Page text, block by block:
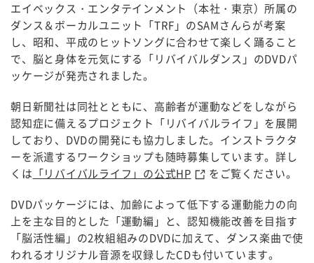
エイベックス・エンタテインメント（本社・東京）所属の
ダンス＆ボーカルユニット「TRF」のSAMさんらが考案
し、昭和、平成のヒットソングに合わせて楽しく踊ること
で、脳と身体を元気にする「リバイバルダンス」のDVDパ
ッケージが発売されました。
朝日新聞社は同社とともに、高齢者が運動などをしながら
認知症に備えるプロジェクト「リバイバルライフ」を展開
しており、DVDの開発にも協力しました。インストラクタ
ーを派遣するワークショップも随時募集しています。詳し
くは 「リバイバルライフ」の公式HP
をご覧ください。
DVDパッケージには、加齢によって低下する運動能力の向
上を主な目的とした「運動編」と、認知機能改善を目指す
「脳活性編」の2枚組組みのDVDに加えて、ダンス楽曲で使
われるオリジナル音源を収録したCDも付いています。